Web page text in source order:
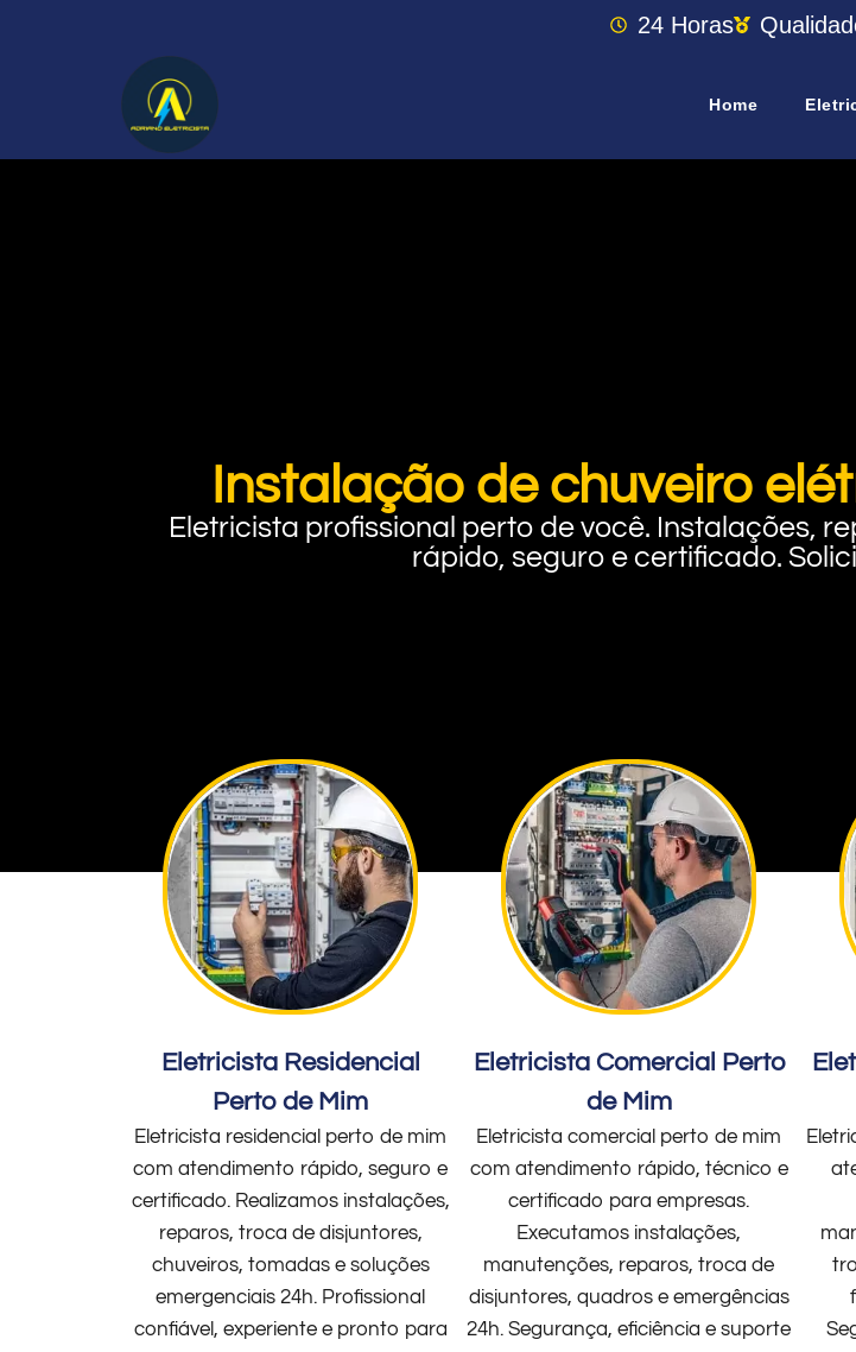
24 Horas
Home
Instalação de chuveiro
Eletricista profissional perto de você. Instalações,
rápido, seguro e certificado.
Eletricista Residencial
Perto de Mim
Eletricista residencial perto de mim
com atendimento rápido, seguro e
certificado. Realizamos instalações,
reparos, troca de disjuntores,
chuveiros, tomadas e soluções
emergenciais 24h. Profissional
confiável, experiente e pronto para
Eletricista Comercial Perto
de Mim
Eletricista comercial perto de mim
com atendimento rápido, técnico e
certificado para empresas.
Executamos instalações,
manutenções, reparos, troca de
disjuntores, quadros e emergências
24h. Segurança, eficiência e suporte